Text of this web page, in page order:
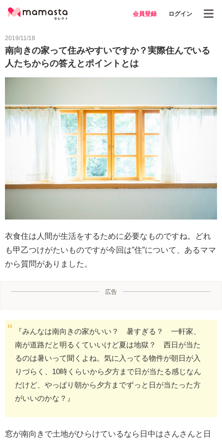
会員登録 ログイン
2019/11/18
南向きの家って住みやすいですか？実際住んでいる
人たちからの答えとポイントとは
衣食住は人間が生活をするために必要なものですね。どれ
も甲乙つけがたいものですが今回は”住”について、あるママ
から質問がありました。
広告
『みんなは南向きの家がいい？ 暑すぎる？ 一軒家、
南が道路だと明るくていいけど夏は地獄？ 西日が当た
るのは暑いって聞くよね。気に入ってる物件が朝日が入
りづらく、10時くらいから夕方まで日が当たる感じなん
だけど、やっぱり朝から夕方までずっと日が当たった方
がいいのかな？』
窓が南向きで土地がひらけているなら日中はさんさんと日